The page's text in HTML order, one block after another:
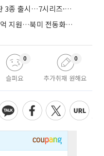
BMW코리아, 8월 온라인 한정판 3종 출시…7시리즈·X7·M340i 투어링
한온시스템, 캐나다 정부서 100억 지원…북미 전동화 시장 가속
슬퍼요
0
추가취재 원해요
0